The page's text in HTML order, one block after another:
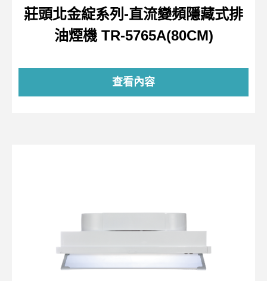
莊頭北金綻系列-直流變頻隱藏式排
油煙機 TR-5765A(80CM)
查看內容